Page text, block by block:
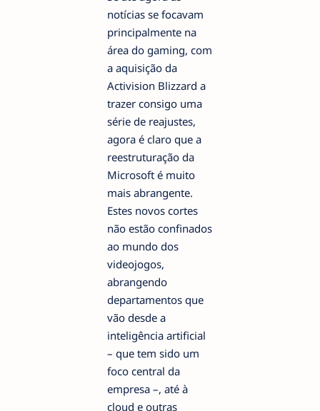
notícias se focavam
principalmente na
área do gaming, com
a aquisição da
Activision Blizzard a
trazer consigo uma
série de reajustes,
agora é claro que a
reestruturação da
Microsoft é muito
mais abrangente.
Estes novos cortes
não estão confinados
ao mundo dos
videojogos,
abrangendo
departamentos que
vão desde a
inteligência artificial
– que tem sido um
foco central da
empresa –, até à
cloud e outras